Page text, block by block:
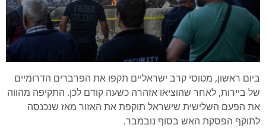
ביום ראשון, מטוסי קרב ישראליים תקפו את הפרברים הדרומיים
של ביירות, לאחר שהוציאו אזהרה כשעה קודם לכן. התקיפה מהווה
את הפעם השלישית שישראל תוקפת את האזור מאז שנכנסה
לתוקף הפסקת האש בסוף נובמבר.